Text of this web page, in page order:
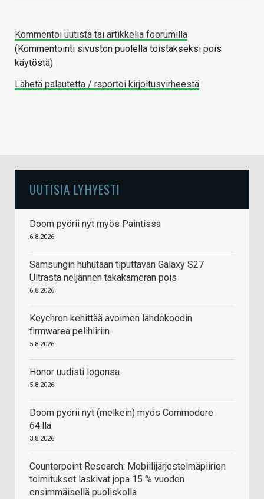
Kommentoi uutista tai artikkelia foorumilla
(Kommentointi sivuston puolella toistakseksi pois
käytöstä)
Lähetä palautetta / raportoi kirjoitusvirheestä
UUTISIA LYHYESTI
Doom pyörii nyt myös Paintissa
6.8.2026
Samsungin huhutaan tiputtavan Galaxy S27
Ultrasta neljännen takakameran pois
6.8.2026
Keychron kehittää avoimen lähdekoodin
firmwarea pelihiiriin
5.8.2026
Honor uudisti logonsa
5.8.2026
Doom pyörii nyt (melkein) myös Commodore
64:llä
3.8.2026
Counterpoint Research: Mobiilijärjestelmäpiirien
toimitukset laskivat jopa 15 % vuoden
ensimmäisellä puoliskolla